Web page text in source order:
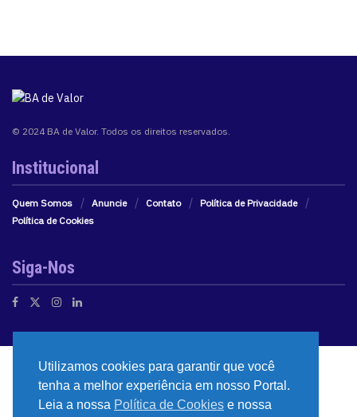
© 2024 BA de Valor. Todos os direitos reservados.
Institucional
Quem Somos Anuncie Contato
Política de Privacidade
Política de Cookies
Siga-Nos
Utilizamos cookies para garantir que você
tenha a melhor experiência em nosso Portal.
Leia a nossa Política de Cookies e nossa